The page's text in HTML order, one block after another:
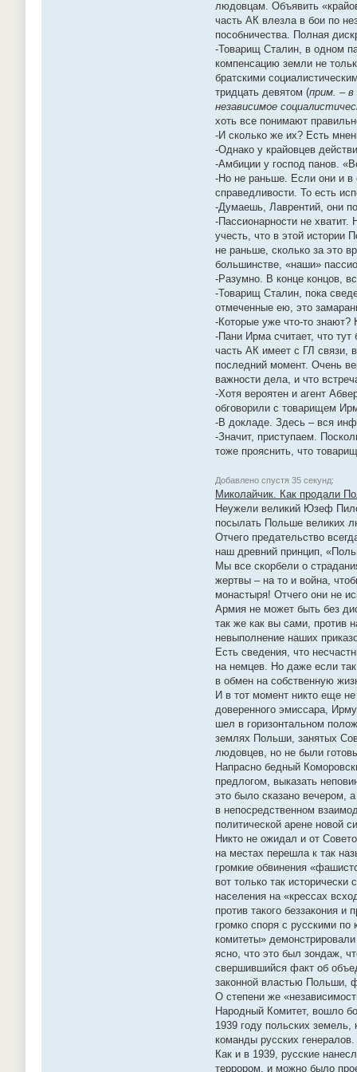
людовцам. Объявить
часть АК влезла в бои по
пособничества. Полная
-Товарищ Сталин, в одном
компенсацию земли не
братскими
тридцать девятом (прим. – в
независимое
хоть все понимают
-И сколько же их? Есть
-Однако у крайовцев
-Амбиции у господ панов.
-Но не раньше. Если они и в
справедливости. То есть
-Думаешь, Лаврентий, они
-Пассионарности не
учесть, что в этой
не раньше, сколько за это
большинстве, «наши»
-Разумно. В конце концов,
-Товарищ Сталин, пока
отмеченные ею, это
-Которые уже что-то знают?
-Пани Ирма считает, что
часть АК имеет с ГЛ связи,
последний момент. Очень
важности дела, и что
-Хотя вероятен и агент
обговорили с товарищем
-В докладе. Здесь – вся
-Значит, приступаем.
тоже прояснить, что
Добавлено спустя 35 секунд:
Миколайчик. Как продали
Неужели великий Юзеф
посылать Польше великих
Отчего предательство
наш древний принцип,
Мы все скорбели о
жертвы – на то и война,
монастыря! Отчего они не
Армия не может быть без
так же как вы сами, против
невыполнение наших
Есть сведения, что
на немцев. Но даже если
в обмен на собственную
И в тот момент никто еще
доверенного эмиссара,
шел в горизонтальном
землях Польши, занятых
людовцев, но не были
Напрасно бедный
предлогом, выказать
это было сказано вечером,
в непосредственном
политической арене
Никто не ожидал и от
на местах перешла к так
громкие обвинения
вот только так
населения на «крессах
против такого беззакония и
громко споря с русскими
комитеты»
ясно, что это был зондаж,
свершившийся факт об
законной властью Польши,
О степени же
Народный Комитет, вошло
1939 году польских
команды русских генералов.
Как и в 1939, русские
террором, и можно было